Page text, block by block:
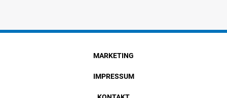
MARKETING
IMPRESSUM